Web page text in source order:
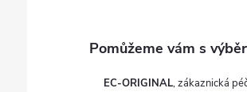
EC-ORIGINAL